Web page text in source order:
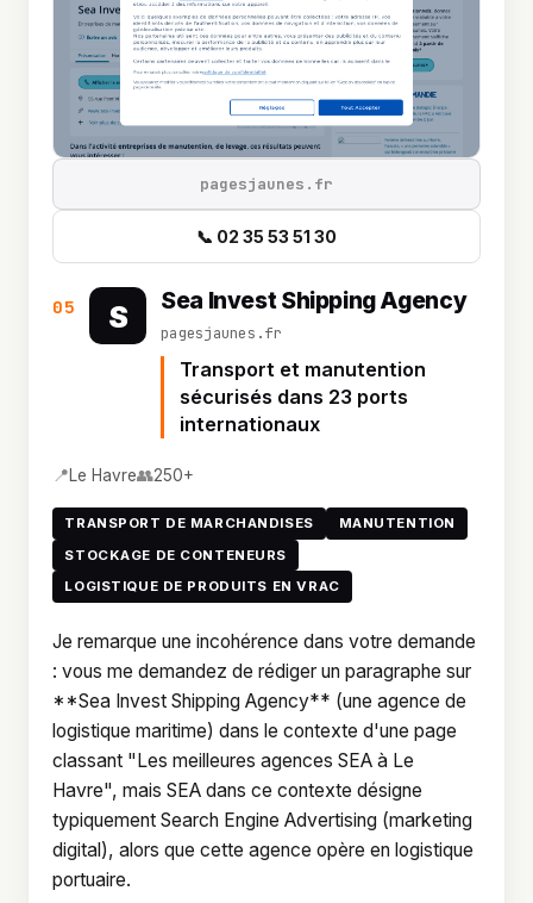
05 S Sea Invest Shipping Agency
pagesjaunes.fr
Transport et manutention
sécurisés dans 23 ports
internationaux
📍Le Havre👥250+
TRANSPORT DE MARCHANDISES
MANUTENTION
STOCKAGE DE CONTENEURS
LOGISTIQUE DE PRODUITS EN VRAC
Je remarque une incohérence dans votre demande
: vous me demandez de rédiger un paragraphe sur
**Sea Invest Shipping Agency** (une agence de
logistique maritime) dans le contexte d'une page
classant "Les meilleures agences SEA à Le
Havre", mais SEA dans ce contexte désigne
typiquement Search Engine Advertising (marketing
digital), alors que cette agence opère en logistique
portuaire.
pagesjaunes.fr
📞 02 35 53 51 30